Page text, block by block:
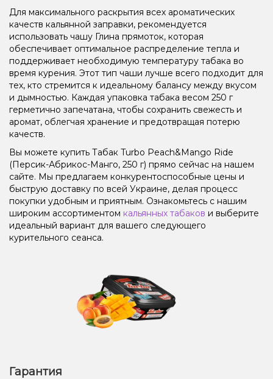
Для максимального раскрытия всех ароматических
качеств кальянной заправки, рекомендуется
использовать чашу Глина прямоток, которая
обеспечивает оптимальное распределение тепла и
поддерживает необходимую температуру табака во
время курения. Этот тип чаши лучше всего подходит для
тех, кто стремится к идеальному балансу между вкусом
и дымностью. Каждая упаковка табака весом 250 г
герметично запечатана, чтобы сохранить свежесть и
аромат, облегчая хранение и предотвращая потерю
качеств.
Вы можете купить Табак Turbo Peach&Mango Ride
(Персик-Абрикос-Манго, 250 г) прямо сейчас на нашем
сайте. Мы предлагаем конкурентоспособные цены и
быструю доставку по всей Украине, делая процесс
покупки удобным и приятным. Ознакомьтесь с нашим
широким ассортиментом кальянных табаков и выберите
идеальный вариант для вашего следующего
курительного сеанса.
Гарантия